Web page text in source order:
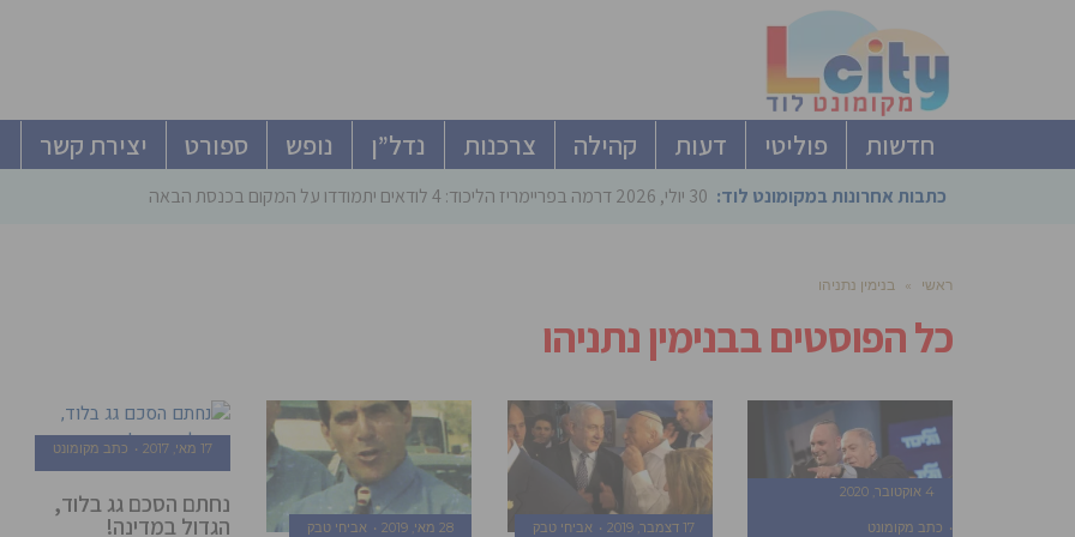
חדשות פוליטי דעות קהילה צרכנות נדל”ן נופש ספורט יצירת קשר
כתבות אחרונות במקומונט לוד: 30 יולי, 2026 דרמה בפריימריז הליכוד: 4 לודאים יתמודדו על המקום בכנסת הבאה
ראשי » בנימין נתניהו
כל הפוסטים בבנימין נתניהו
4 אוקטובר, 2020
כתב מקומונט 17 דצמבר, 2019 אביחי טבק 28 מאי, 2019 אביחי טבק
17 מאי, 2017 כתב מקומונט
נחתם הסכם גג בלוד,
הגדול במדינה!